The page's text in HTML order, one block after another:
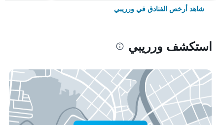
شاهد أرخص الفنادق في ورريبي
استكشف ورريبي